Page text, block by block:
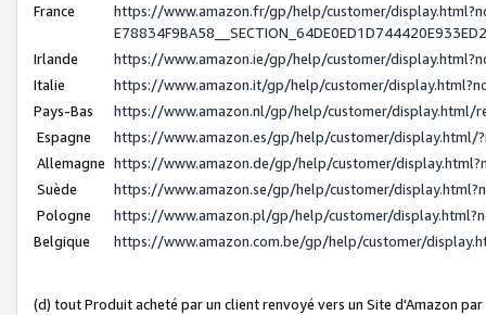
France
https://www.amazon.fr/gp/help/customer/
Irlande
https://www.amazon.ie/gp/help/customer/
Italie
https://www.amazon.it/gp/help/customer/
Pays-Bas
https://www.amazon.nl/gp/help/customer/display.html/
Espagne
https://www.amazon.es/gp/help/customer/display.html/
Allemagne https://www.amazon.de/gp/help/customer/
Suède
https://www.amazon.se/gp/help/customer/
Pologne
https://www.amazon.pl/gp/help/customer/
Belgique
https://www.amazon.com.be/gp/help/customer/
(d) tout Produit acheté par un client renvoyé vers un Site d'Amazon